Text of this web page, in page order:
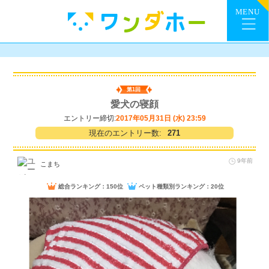
第1回
愛犬の寝顔
エントリー締切:2017年05月31日 (水) 23:59
現在のエントリー数: 271
こまち 9年前
総合ランキング：150位 ペット種類別ランキング：20位